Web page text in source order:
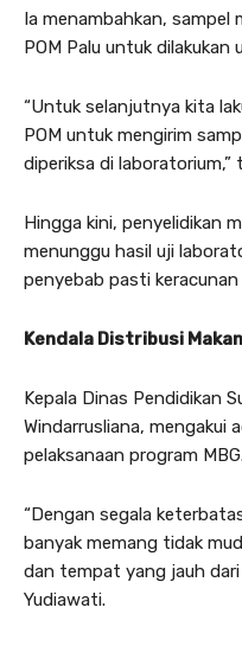
Ia menambahkan, sampel
POM Palu untuk dilakukan
“Untuk selanjutnya kita
POM untuk mengirim
diperiksa di laboratorium,”
Hingga kini, penyelidikan
menunggu hasil uji
penyebab pasti
Kendala Distribusi
Kepala Dinas Pendidikan
Windarrusliana, mengakui
pelaksanaan program MBG.
“Dengan segala
banyak memang tidak
dan tempat yang jauh
Yudiawati.